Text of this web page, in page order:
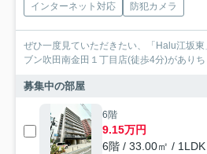
インターネット対応
防犯カメラ
ぜひ一度見ていただきたい、「Halu江坂
ブン吹田南金田１丁目店(徒歩4分)があり
募集中の部屋
6階
9.15万円
6階 / 33.00㎡ / 1LDK